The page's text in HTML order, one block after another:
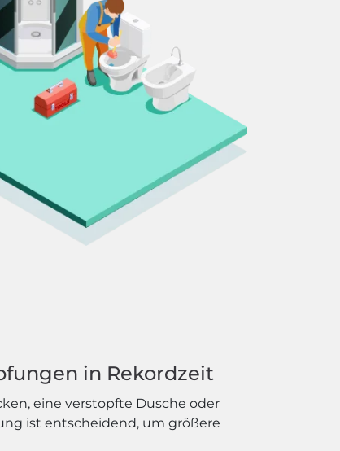
in Rekordzeit
eine verstopfte Dusche oder
ist entscheidend, um größere